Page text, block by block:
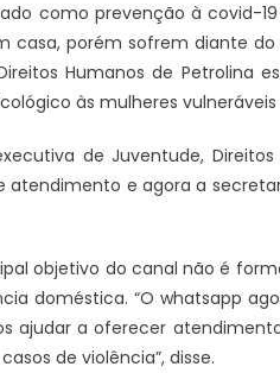
como prevenção à covid-
casa, porém sofrem diante
Humanos de Petrolina
às mulheres
de Juventude, Direitos
atendimento e agora a
objetivo do canal não é
doméstica. “O whatsapp
ajudar a oferecer
de violência”, disse.
JUAZEIRO
Juazeiro: Candidatos a
estadual estão aptos
concorrem às eleições.
TCU